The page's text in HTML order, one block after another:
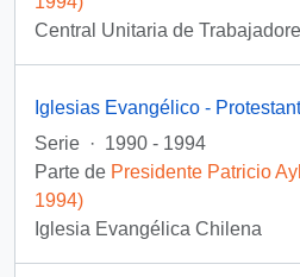
Central Unitaria de
Iglesias Evangélico -
Serie · 1990 - 1994
Parte de Presidente Patricio
1994)
Iglesia Evangélica Chilena